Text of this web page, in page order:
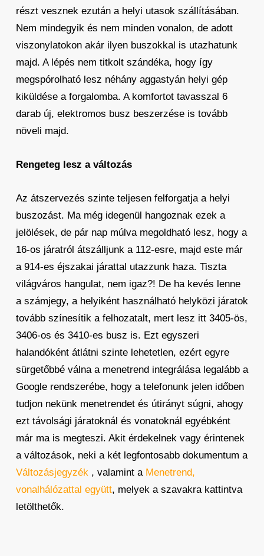
részt vesznek ezután a helyi utasok szállításában.
Nem mindegyik és nem minden vonalon, de adott
viszonylatokon akár ilyen buszokkal is utazhatunk
majd. A lépés nem titkolt szándéka, hogy így
megspórolható lesz néhány aggastyán helyi gép
kiküldése a forgalomba. A komfortot tavasszal 6
darab új, elektromos busz beszerzése is tovább
növeli majd.
Rengeteg lesz a változás
Az átszervezés szinte teljesen felforgatja a helyi
buszozást. Ma még idegenül hangoznak ezek a
jelölések, de pár nap múlva megoldható lesz, hogy a
16-os járatról átszálljunk a 112-esre, majd este már
a 914-es éjszakai járattal utazzunk haza. Tiszta
világváros hangulat, nem igaz?! De ha kevés lenne
a számjegy, a helyiként használható helyközi járatok
tovább színesítik a felhozatalt, mert lesz itt 3405-ös,
3406-os és 3410-es busz is. Ezt egyszeri
halandóként átlátni szinte lehetetlen, ezért egyre
sürgetőbbé válna a menetrend integrálása legalább a
Google rendszerébe, hogy a telefonunk jelen időben
tudjon nekünk menetrendet és útirányt súgni, ahogy
ezt távolsági járatoknál és vonatoknál egyébként
már ma is megteszi. Akit érdekelnek vagy érintenek
a változások, neki a két legfontosabb dokumentum a
Változásjegyzék, valamint a Menetrend,
vonalhálózattal együtt, melyek a szavakra kattintva
letölthetők.